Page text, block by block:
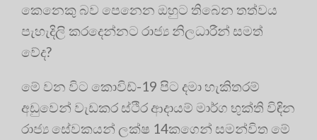
කෙනෙකු බව පෙනෙන ඔහුට තිබෙන තත්වය
පැහැදිලි කරදෙන්නට රාජ්‍ය නිලධාරීන් සමත්
වේද?
මේ වන විට කොවිඩ්-19 පිට දමා හැකිතරම්
අඩුවෙන් වැඩකර ස්ථිර ආදායම් මාර්ග භුක්ති විඳින
රාජ්‍ය සේවකයන් ලක්ෂ 14කගෙන් සමන්විත මේ